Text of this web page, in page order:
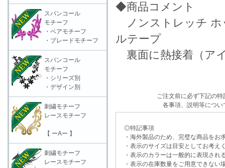
◆商品コメント
ノンストレッチ ホ
ルテープ
裏面に熱接着（ア
ご注文前に必ず下記の
各事項、説明等につい
◎特記事項
・海外製品のため、完璧な商品をお
・表示のサイズは目安としてお考え
・表示のカラーは一般的に表現され
・表示の在庫数量をご用意できな
スパンコール
モチーフ
・ペアモチーフ
・ブレードモチーフ
スパンコール
モチーフ
・シリーズ別
・デザイン別
刺繍モチーフ
レースモチーフ
【 ーAー 】
刺繍モチーフ
レースモチーフ